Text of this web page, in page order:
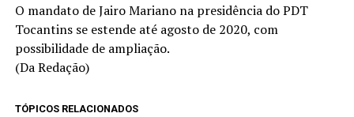
O mandato de Jairo Mariano na presidência do PDT
Tocantins se estende até agosto de 2020, com
possibilidade de ampliação.
(Da Redação)
TÓPICOS RELACIONADOS